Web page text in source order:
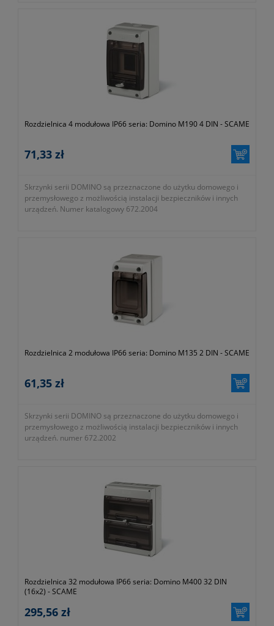
Rozdzielnica 4 modułowa IP66 seria: Domino M190 4 DIN - SCAME
71,33 zł
Skrzynki serii DOMINO są przeznaczone do użytku domowego i
przemysłowego z możliwością instalacji bezpieczników i innych
urządzeń. Numer katalogowy 672.2004
Rozdzielnica 2 modułowa IP66 seria: Domino M135 2 DIN - SCAME
61,35 zł
Skrzynki serii DOMINO są przeznaczone do użytku domowego i
przemysłowego z możliwością instalacji bezpieczników i innych
urządzeń. numer 672.2002
Rozdzielnica 32 modułowa IP66 seria: Domino M400 32 DIN
(16x2) - SCAME
295,56 zł